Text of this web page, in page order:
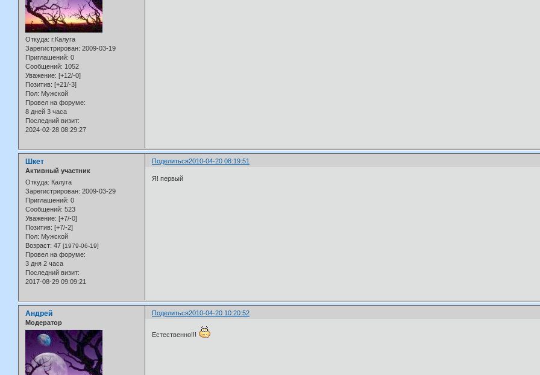
Откуда: г.Калуга
Зарегистрирован: 2009-03-19
Приглашений: 0
Сообщений: 1052
Уважение: [+12/-0]
Позитив: [+21/-3]
Пол: Мужской
Провел на форуме:
8 дней 3 часа
Последний визит:
2024-02-28 08:29:27
Поделиться2010-04-20 08:19:51
Шкет
Активный участник
Откуда: Калуга
Зарегистрирован: 2009-03-29
Приглашений: 0
Сообщений: 523
Уважение: [+7/-0]
Позитив: [+7/-2]
Пол: Мужской
Возраст: 47 [1979-06-19]
Провел на форуме:
3 дня 2 часа
Последний визит:
2017-08-29 09:09:21
Я! первый
Поделиться2010-04-20 10:20:52
Андрей
Модератор
Естественно!!!